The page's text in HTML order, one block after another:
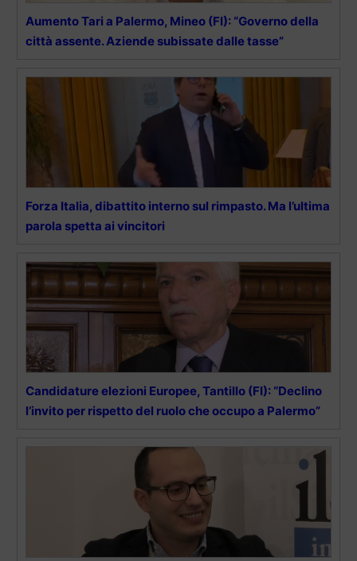
Aumento Tari a Palermo, Mineo (FI): “Governo della
città assente. Aziende subissate dalle tasse”
Forza Italia, dibattito interno sul rimpasto. Ma l’ultima
parola spetta ai vincitori
Candidature elezioni Europee, Tantillo (FI): “Declino
l’invito per rispetto del ruolo che occupo a Palermo”